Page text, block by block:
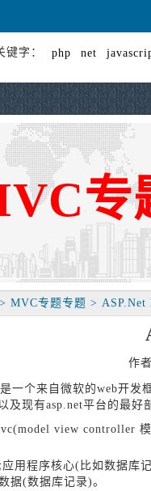
键字： php net
专
MVC专题专题 > ASP.Net
作
一个来自微软的web开
及现有asp.net平台的最好
view controller
用程序核心(比如数据库记
据(数据库记录)。